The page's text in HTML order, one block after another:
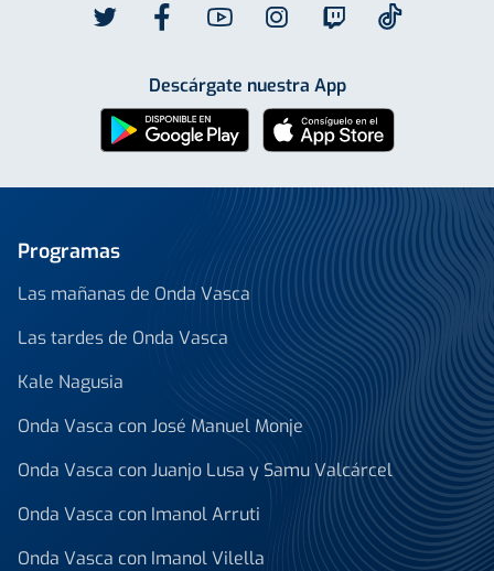
Descárgate nuestra App
Programas
Las mañanas de Onda Vasca
Las tardes de Onda Vasca
Kale Nagusia
Onda Vasca con José Manuel Monje
Onda Vasca con Juanjo Lusa y Samu Valcárcel
Onda Vasca con Imanol Arruti
Onda Vasca con Imanol Vilella